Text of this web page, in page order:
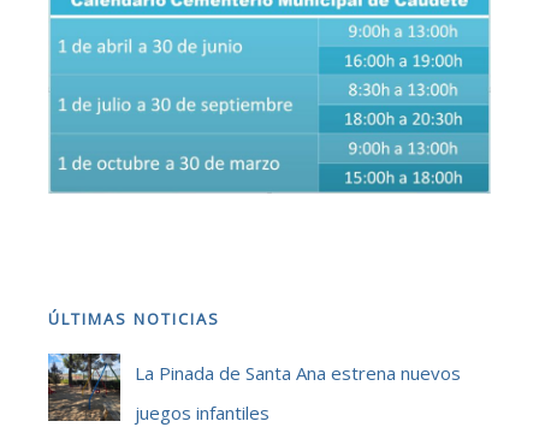
ÚLTIMAS NOTICIAS
La Pinada de Santa Ana estrena nuevos
juegos infantiles